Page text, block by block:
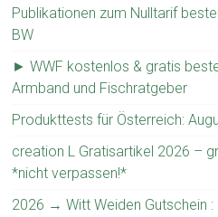
Publikationen zum Nulltarif
BW
► WWF kostenlos & gratis
Armband und Fischratgeber
Produkttests für Österreich:
creation L Gratisartikel 2026 –
*nicht verpassen!*
2026 → Witt Weiden Gutschein :